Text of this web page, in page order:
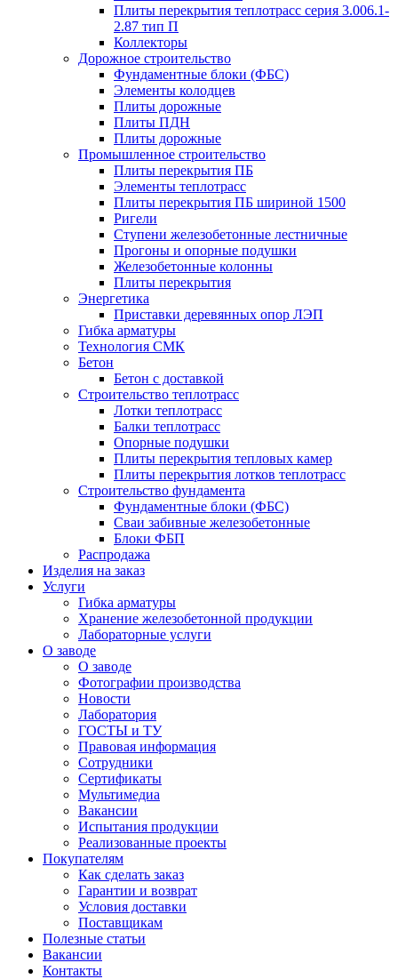
Плиты перекрытия теплотрасс серия 3.006.1-
2.87 тип П
Коллекторы
Дорожное строительство
Фундаментные блоки (ФБС)
Элементы колодцев
Плиты дорожные
Плиты ПДН
Плиты дорожные
Промышленное строительство
Плиты перекрытия ПБ
Элементы теплотрасс
Плиты перекрытия ПБ шириной 1500
Ригели
Ступени железобетонные лестничные
Прогоны и опорные подушки
Железобетонные колонны
Плиты перекрытия
Энергетика
Приставки деревянных опор ЛЭП
Гибка арматуры
Технология СМК
Бетон
Бетон с доставкой
Строительство теплотрасс
Лотки теплотрасс
Балки теплотрасс
Опорные подушки
Плиты перекрытия тепловых камер
Плиты перекрытия лотков теплотрасс
Строительство фундамента
Фундаментные блоки (ФБС)
Сваи забивные железобетонные
Блоки ФБП
Распродажа
Изделия на заказ
Услуги
Гибка арматуры
Хранение железобетонной продукции
Лабораторные услуги
О заводе
О заводе
Фотографии производства
Новости
Лаборатория
ГОСТЫ и ТУ
Правовая информация
Сотрудники
Сертификаты
Мультимедиа
Вакансии
Испытания продукции
Реализованные проекты
Покупателям
Как сделать заказ
Гарантии и возврат
Условия доставки
Поставщикам
Полезные статьи
Вакансии
Контакты